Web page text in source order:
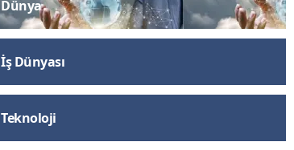
Dünya
İş Dünyası
Teknoloji